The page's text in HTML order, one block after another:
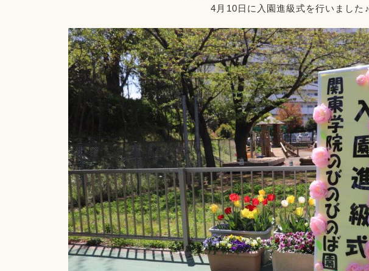
4月10日に入園進級式を行いました♪